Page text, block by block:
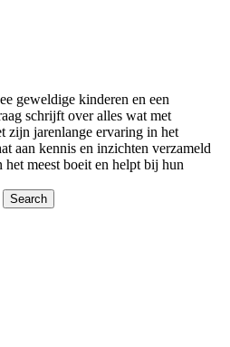
geweldige kinderen en een
schrijft over alles wat met
zijn jarenlange ervaring in het
aan kennis en inzichten verzameld
meest boeit en helpt bij hun